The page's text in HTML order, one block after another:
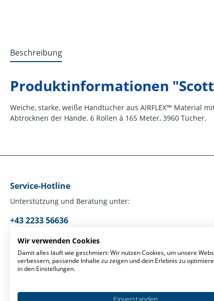
Beschreibung
Produktinformationen
Weiche, starke, weiße Handtücher aus AIRFLEX™ Material
Abtrocknen der Hände. 6 Rollen à 165 Meter, 3960 Tücher.
Service-Hotline
Unterstützung und Beratung unter:
+43 2233 56636
Mo-Fr, 09:00 - 17:00 Uhr
Oder über unserKontaktformular.
Wir verwenden Cookies
Damit alles läuft wie geschmiert: Wir nutzen Cookies, um unsere
verbessern, passende Inhalte zu zeigen und dein Erlebnis zu
in den Einstellungen.